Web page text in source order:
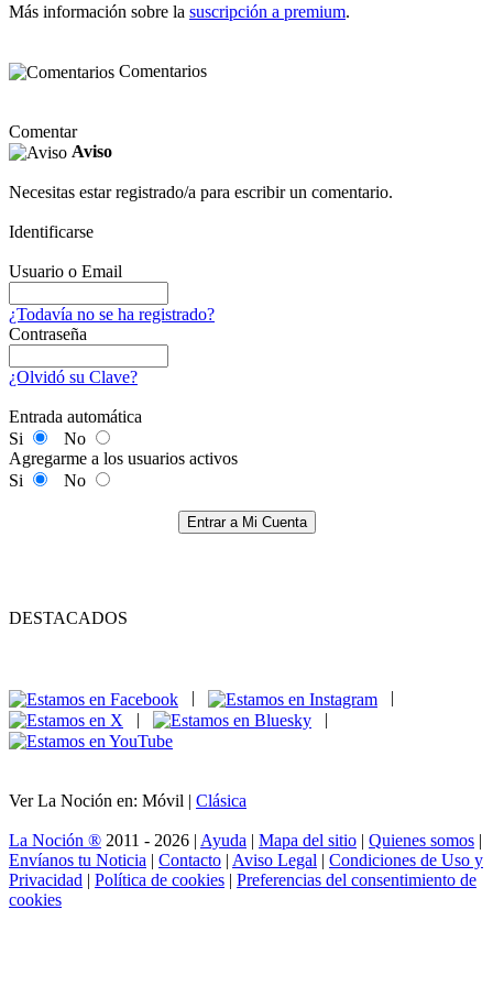
Más información sobre la suscripción a premium.
Comentarios
Comentar
Aviso
Necesitas estar registrado/a para escribir un comentario.
Identificarse
Usuario o Email
¿Todavía no se ha registrado?
Contraseña
¿Olvidó su Clave?
Entrada automática
Si
No
Agregarme a los usuarios activos
Si
No
Entrar a Mi Cuenta
DESTACADOS
|
|
Ver La Noción en: Móvil | Clásica
La Noción ® 2011 - 2026 | Ayuda | Mapa del sitio | Quienes somos |
Envíanos tu Noticia | Contacto | Aviso Legal | Condiciones de Uso y
Privacidad | Política de cookies | Preferencias del consentimiento de
cookies